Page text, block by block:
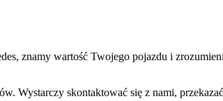
znamy wartość Twojego pojazdu i
Wystarczy skontaktować się z nami,